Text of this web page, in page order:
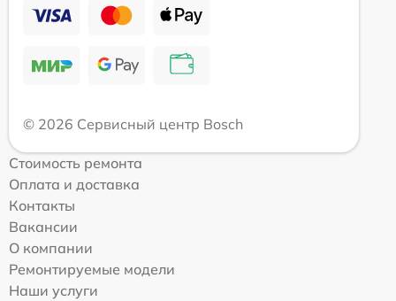
© 2026 Сервисный центр Bosch
Стоимость ремонта
Оплата и доставка
Контакты
Вакансии
О компании
Ремонтируемые модели
Наши услуги